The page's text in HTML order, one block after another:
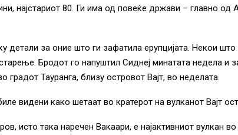
најстариот 80. Ги има од повеќе држави – главно од
детали за оние што ги зафатила ерупцијата. Некои
Бродот го напуштил Сиднеј минатата недела и
градот Тауранга, близу островот Вајт, во неделата.
видени како шетаат во кратерот на вулканот Вајт
исто така наречен Вакаари, е најактивниот вулкан